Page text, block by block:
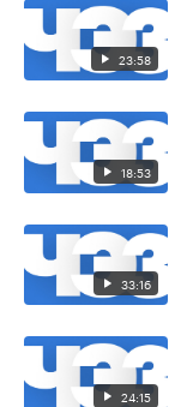
23:58
18:53
33:16
24:15